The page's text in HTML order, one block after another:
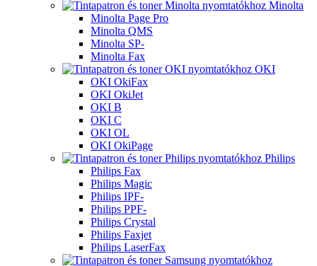
Minolta
Minolta Page Pro
Minolta QMS
Minolta SP-
Minolta Fax
OKI
OKI OkiFax
OKI OkiJet
OKI B
OKI C
OKI OL
OKI OkiPage
Philips
Philips Fax
Philips Magic
Philips IPF-
Philips PPF-
Philips Crystal
Philips Faxjet
Philips LaserFax